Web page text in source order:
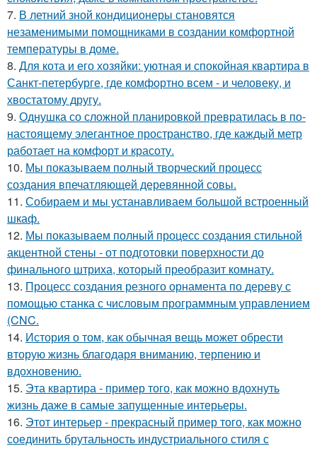
7. В летний зной кондиционеры становятся
незаменимыми помощниками в создании комфортной
температуры в доме.
8. Для кота и его хозяйки: уютная и спокойная квартира в
Санкт-петербурге, где комфортно всем - и человеку, и
хвостатому другу.
9. Однушка со сложной планировкой превратилась в по-
настоящему элегантное пространство, где каждый метр
работает на комфорт и красоту.
10. Мы показываем полный творческий процесс
создания впечатляющей деревянной совы.
11. Собираем и мы устанавливаем большой встроенный
шкаф.
12. Мы показываем полный процесс создания стильной
акцентной стены - от подготовки поверхности до
финального штриха, который преобразит комнату.
13. Процесс создания резного орнамента по дереву с
помощью станка с числовым программным управлением
(CNC.
14. История о том, как обычная вещь может обрести
вторую жизнь благодаря вниманию, терпению и
вдохновению.
15. Эта квартира - пример того, как можно вдохнуть
жизнь даже в самые запущенные интерьеры.
16. Этот интерьер - прекрасный пример того, как можно
соединить брутальность индустриального стиля с